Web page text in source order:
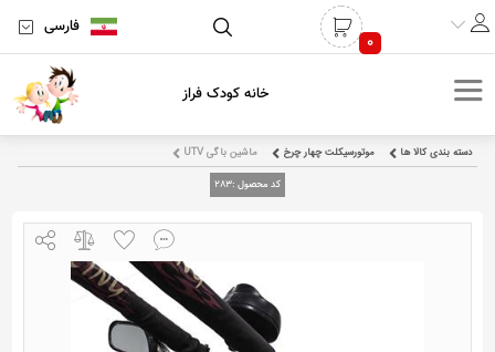
0
فارسی
خانه کودک فراز
دسته بندی کالا ها موتورسیکلت چهار چرخ ماشین باگی UTV
کد محصول :283